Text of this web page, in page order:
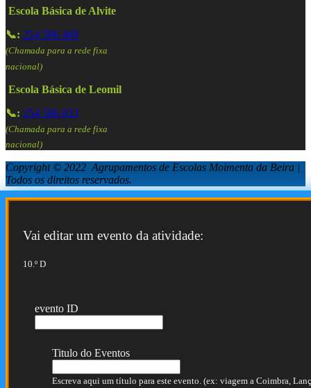
Escola Básica de Alvite
📞: 254 586 409
(Chamada para a rede fixa
nacional)
Escola Básica de Leomil
📞: 254 586 833
(Chamada para a rede fixa
nacional)
Copyright © 2022 Agrupamentos de Escolas Moimenta da Beira |
Todos os direitos reservados.
Vai editar um evento da atividade:
10.º D
evento ID
Titulo do Eventos
Escreva aqui um título para este evento. (ex: viagem a Coimbra,